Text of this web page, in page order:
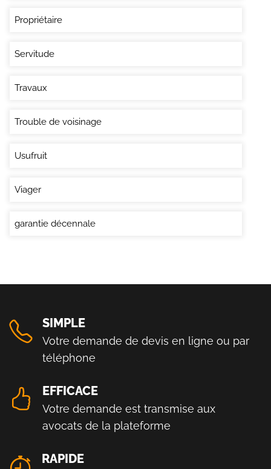
Propriétaire
Servitude
Travaux
Trouble de voisinage
Usufruit
Viager
garantie décennale
SIMPLE
Votre demande de devis en ligne ou par
téléphone
EFFICACE
Votre demande est transmise aux
avocats de la plateforme
RAPIDE